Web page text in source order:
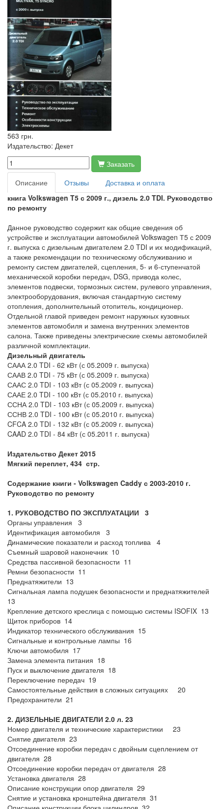
563 грн.
Издательство: Декет
Заказать
Описание
Отзывы
Доставка и оплата
книга Volkswagen T5 с 2009 г., дизель 2.0 TDI. Руководство
по ремонту
Данное руководство содержит как общие сведения об
устройстве и эксплуатации автомобилей Volkswagen Т5 с 2009
г. выпуска с дизельным двигателем 2.0 TDI и их модификаций,
а также рекомендации по техническому обслуживанию и
ремонту систем двигателей, сцепления, 5- и 6-ступенчатой
механической коробки передач, DSG, привода колес,
элементов подвески, тормозных систем, рулевого управления,
электрооборудования, включая стандартную систему
отопления, дополнительный отопитель, кондиционер.
Отдельной главой приведен ремонт наружных кузовных
элементов автомобиля и замена внутренних элементов
салона. Также приведены электрические схемы автомобилей
различной комплектации.
Дизельный двигатель
СААА 2.0 TDI - 62 кВт (с 05.2009 г. выпуска)
СААВ 2.0 TDI - 75 кВт (с 05.2009 г. выпуска)
СААС 2.0 TDI - 103 кВт (с 05.2009 г. выпуска)
СААЕ 2.0 TDI - 100 кВт (с 05.2010 г. выпуска)
ССНА 2.0 TDI - 103 кВт (с 05.2009 г. выпуска)
ССНВ 2.0 TDI - 100 кВт (с 05.2010 г. выпуска)
CFCA 2.0 TDI - 132 кВт (с 05.2009 г. выпуска)
CAAD 2.0 TDI - 84 кВт (с 05.2011 г. выпуска)
Издательство Декет 2015
Мягкий переплет, 434 стр.
Содержание книги - Volkswagen Caddy с 2003-2010 г.
Руководство по ремонту
1. РУКОВОДСТВО ПО ЭКСПЛУАТАЦИИ 3
Органы управления 3
Идентификация автомобиля 3
Динамические показатели и расход топлива 4
Съемный шаровой наконечник 10
Средства пассивной безопасности 11
Ремни безопасности 11
Преднатяжители 13
Сигнальная лампа подушек безопасности и преднатяжителей
13
Крепление детского креслица с помощью системы ISOFIX 13
Щиток приборов 14
Индикатор технического обслуживания 15
Сигнальные и контрольные лампы 16
Ключи автомобиля 17
Замена элемента питания 18
Пуск и выключение двигателя 18
Переключение передач 19
Самостоятельные действия в сложных ситуациях 20
Предохранители 21
2. ДИЗЕЛЬНЫЕ ДВИГАТЕЛИ 2.0 л. 23
Номер двигателя и технические характеристики 23
Снятие двигателя 23
Отсоединение коробки передач с двойным сцеплением от
двигателя 28
Отсоединение коробки передач от двигателя 28
Установка двигателя 28
Описание конструкции опор двигателя 29
Снятие и установка кронштейна двигателя 31